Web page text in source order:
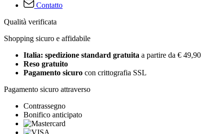
Contatto
Qualità verificata
Shopping sicuro e affidabile
Italia: spedizione standard gratuita a partire da € 49,90
Reso gratuito
Pagamento sicuro con crittografia SSL
Pagamento sicuro attraverso
Contrassegno
Bonifico anticipato